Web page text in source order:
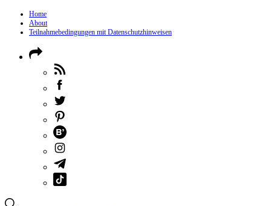
Home
About
Teilnahmebedingungen mit Datenschutzhinweisen